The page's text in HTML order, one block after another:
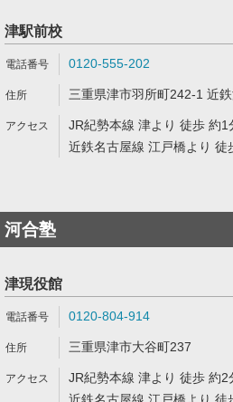
津駅前校
0120-555-202
三重県津市羽所町242-1 近
JR紀勢本線 津より 徒歩 約1
近鉄名古屋線 江戸橋より 徒
河合塾
津現役館
0120-804-914
三重県津市大谷町237
JR紀勢本線 津より 徒歩 約2